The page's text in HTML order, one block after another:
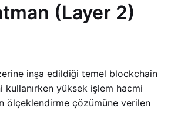
(Layer 2)
inşa edildiği temel blockchain
kullanırken yüksek işlem hacmi
ölçeklendirme çözümüne verilen